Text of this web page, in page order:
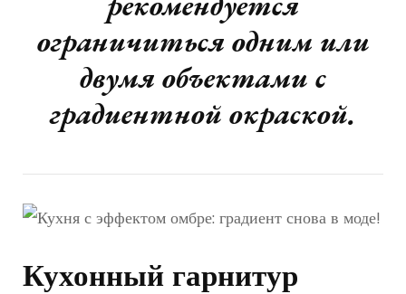
ограничиться одним или
двумя объектами с
градиентной окраской.
Кухонный гарнитур